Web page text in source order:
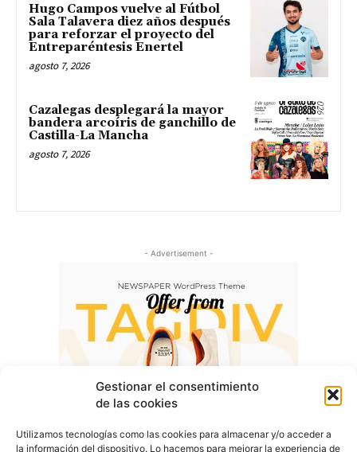
Gestionar el consentimiento
de las cookies
Utilizamos tecnologías como las cookies para almacenar y/o acceder a
la información del dispositivo. Lo hacemos para mejorar la experiencia de
Hugo Campos vuelve al Fútbol
Sala Talavera diez años después
para reforzar el proyecto del
Entreparéntesis Enertel
agosto 7, 2026
Cazalegas desplegará la mayor
bandera arcoíris de ganchillo de
Castilla-La Mancha
agosto 7, 2026
- Advertisement -